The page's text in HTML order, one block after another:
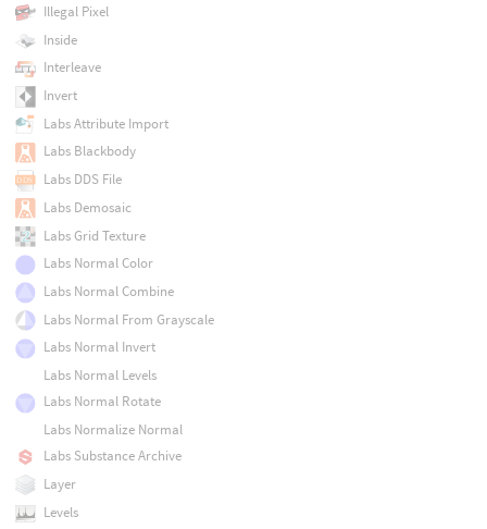
Illegal Pixel
Inside
Interleave
Invert
Labs Attribute Import
Labs Blackbody
Labs DDS File
Labs Demosaic
Labs Grid Texture
Labs Normal Color
Labs Normal Combine
Labs Normal From Grayscale
Labs Normal Invert
Labs Normal Levels
Labs Normal Rotate
Labs Normalize Normal
Labs Substance Archive
Layer
Levels